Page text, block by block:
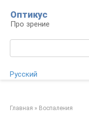
контенту
Оптикус
Про зрение
Русский
Главная » Воспаления